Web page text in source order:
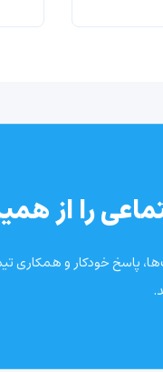
را از
پاسخ خودکار و همکاری